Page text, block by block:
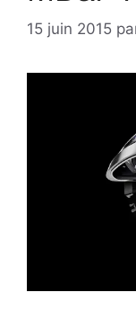
15 juin 2015